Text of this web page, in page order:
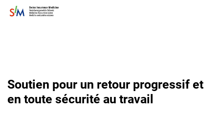
Soutien pour un retour progressif et
en toute sécurité au travail